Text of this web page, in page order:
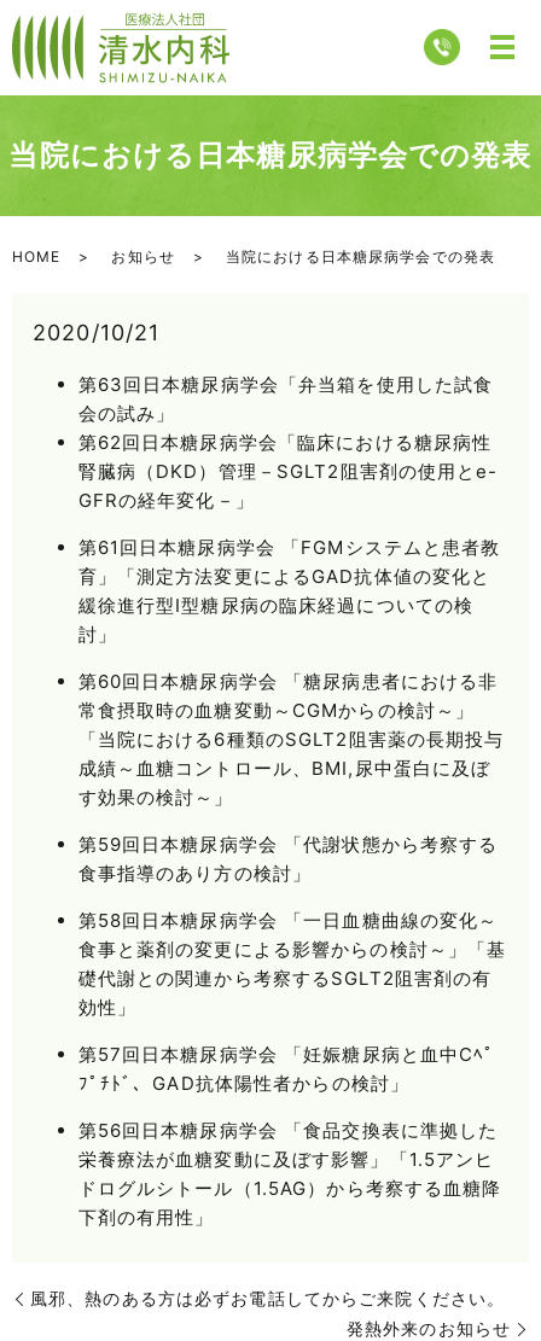
当院における日本糖尿病学会での発表
HOME お知らせ 当院における日本糖尿病学会での発表
2020/10/21
第63回日本糖尿病学会「弁当箱を使用した試食
会の試み」
第62回日本糖尿病学会「臨床における糖尿病性
腎臓病（DKD）管理－SGLT2阻害剤の使用とe-
GFRの経年変化－」
第61回日本糖尿病学会 「FGMシステムと患者教
育」「測定方法変更によるGAD抗体値の変化と
緩徐進行型Ⅰ型糖尿病の臨床経過についての検
討」
第60回日本糖尿病学会 「糖尿病患者における非
常食摂取時の血糖変動～CGMからの検討～」
「当院における6種類のSGLT2阻害薬の長期投与
成績～血糖コントロール、BMI,尿中蛋白に及ぼ
す効果の検討～」
第59回日本糖尿病学会 「代謝状態から考察する
食事指導のあり方の検討」
第58回日本糖尿病学会 「一日血糖曲線の変化～
食事と薬剤の変更による影響からの検討～」「基
礎代謝との関連から考察するSGLT2阻害剤の有
効性」
第57回日本糖尿病学会 「妊娠糖尿病と血中Cﾍﾟ
ﾌﾟﾁﾄﾞ、GAD抗体陽性者からの検討」
第56回日本糖尿病学会 「食品交換表に準拠した
栄養療法が血糖変動に及ぼす影響」「1.5アンヒ
ドログルシトール（1.5AG）から考察する血糖降
下剤の有用性」
風邪、熱のある方は必ずお電話してからご来院ください。
発熱外来のお知らせ